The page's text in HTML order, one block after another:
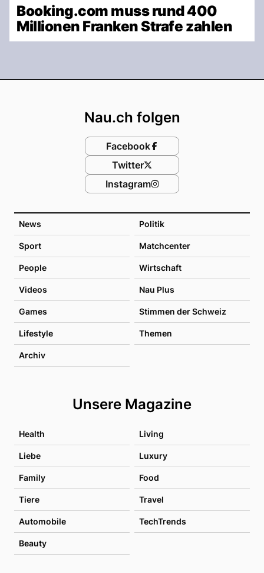
Booking.com muss rund 400
Millionen Franken Strafe zahlen
News Politik
Sport Matchcenter
People Wirtschaft
Videos Nau Plus
Games Stimmen der Schweiz
Lifestyle Themen
Archiv
Unsere Magazine
Health Living
Liebe Luxury
Family Food
Tiere Travel
Automobile TechTrends
Beauty
Nau.ch folgen
Facebook
Twitter
Instagram